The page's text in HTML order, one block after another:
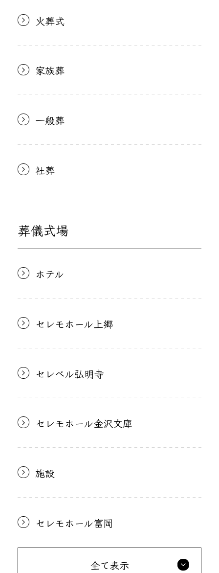
火葬式
家族葬
一般葬
社葬
葬儀式場
ホテル
セレモホール上郷
セレベル弘明寺
セレモホール金沢文庫
施設
セレモホール富岡
全て表示